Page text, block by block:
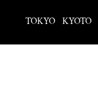
TOKYO KYOTO